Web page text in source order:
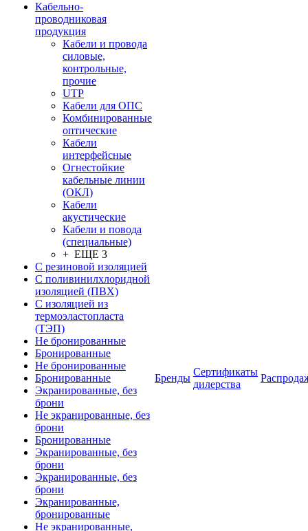
Кабельно-
проводниковая
продукция
Кабели и провода
силовые,
контрольные,
прочие
UTP
Кабели для ОПС
Комбинированные
оптические
Кабели
интерфейсные
Огнестойкие
кабельные линии
(ОКЛ)
Кабели
акустические
Кабели и повода
(специальные)
+ ЕЩЕ 3
С резиновой изоляцией
С поливинилхлоридной
изоляцией (ПВХ)
С изоляцией из
термоэластопласта
(ТЭП)
Не бронированные
Бронированные
Не бронированные
Бронированные
Экранированные, без
брони
Не экранированные, без
брони
Бронированные
Экранированные, без
брони
Экранированные, без
брони
Экранированные,
бронированные
Не экранированные,
Бренды
Сертификаты
дилерства